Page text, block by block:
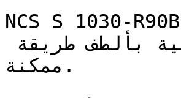
NCS S 1030-R90B أزرق فاتح وناعم جداً، يجلب إحساس
ممكنة.